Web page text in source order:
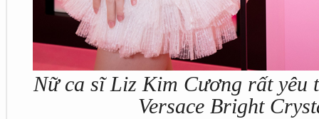
Nữ ca sĩ Liz Kim Cương rất yêu
Versace Bright